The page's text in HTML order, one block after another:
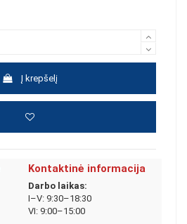
Į krepšelį
Kontaktinė informacija
Darbo laikas:
I–V: 9:30–18:30
VI: 9:00–15:00